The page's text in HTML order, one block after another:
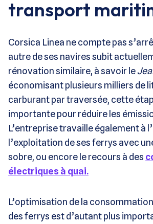
transport
Corsica Linea ne compte pas
autre de ses navires subit
rénovation similaire, à savoir le
économisant plusieurs milliers de
carburant par traversée, cette
importante pour réduire les
L’entreprise travaille également à
l’exploitation de ses ferrys avec
sobre, ou encore le recours à des
électriques à quai.
L’optimisation de la
des ferrys est d’autant plus